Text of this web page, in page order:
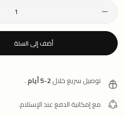
أضف إلى السلة
توصيل سريع خلال2-5 أيام
.
مع إمكانية الدفع عند الإستلام.